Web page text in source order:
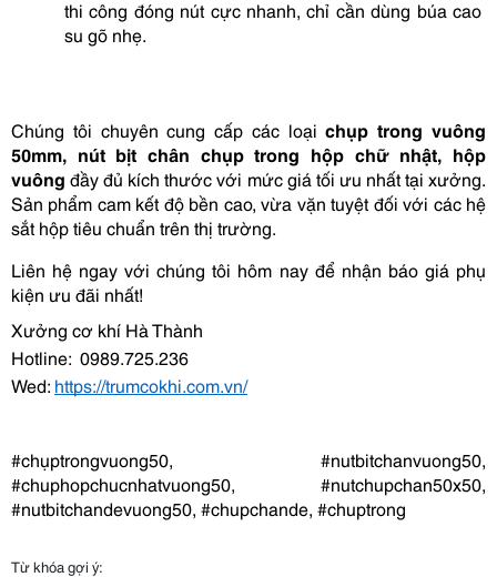
thi công đóng nút cực nhanh, chỉ cần dùng búa cao
su gõ nhẹ.
Chúng tôi chuyên cung cấp các loại chụp trong vuông
50mm, nút bịt chân chụp trong hộp chữ nhật, hộp
vuông đầy đủ kích thước với mức giá tối ưu nhất tại xưởng.
Sản phẩm cam kết độ bền cao, vừa vặn tuyệt đối với các hệ
sắt hộp tiêu chuẩn trên thị trường.
Liên hệ ngay với chúng tôi hôm nay để nhận báo giá phụ
kiện ưu đãi nhất!
Xưởng cơ khí Hà Thành
Hotline:  0989.725.236
Wed: https://trumcokhi.com.vn/
#chụptrongvuong50, #nutbitchanvuong50,
#chuphopchucnhatvuong50, #nutchupchan50x50,
#nutbitchandevuong50, #chupchande, #chuptrong
Từ khóa gợi ý: